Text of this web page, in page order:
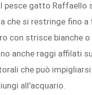
pesce gatto Raffaello
che si restringe fino
con strisce bianche
anche raggi affilati
che può
all'acquario.